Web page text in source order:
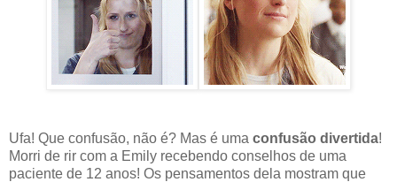
Ufa! Que confusão, não é? Mas é uma confusão divertida!
Morri de rir com a Emily recebendo conselhos de uma
paciente de 12 anos! Os pensamentos dela mostram que